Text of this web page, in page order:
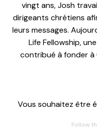
vingt ans, Josh
dirigeants chrétiens
leurs messages.
Life Fellowship,
contribué à fonder à
Vous souhaitez être
Follow